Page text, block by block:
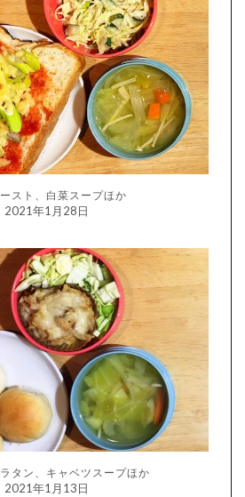
スト、白菜スープほか
2021年1月28日
タン、キャベツスープほか
2021年1月13日